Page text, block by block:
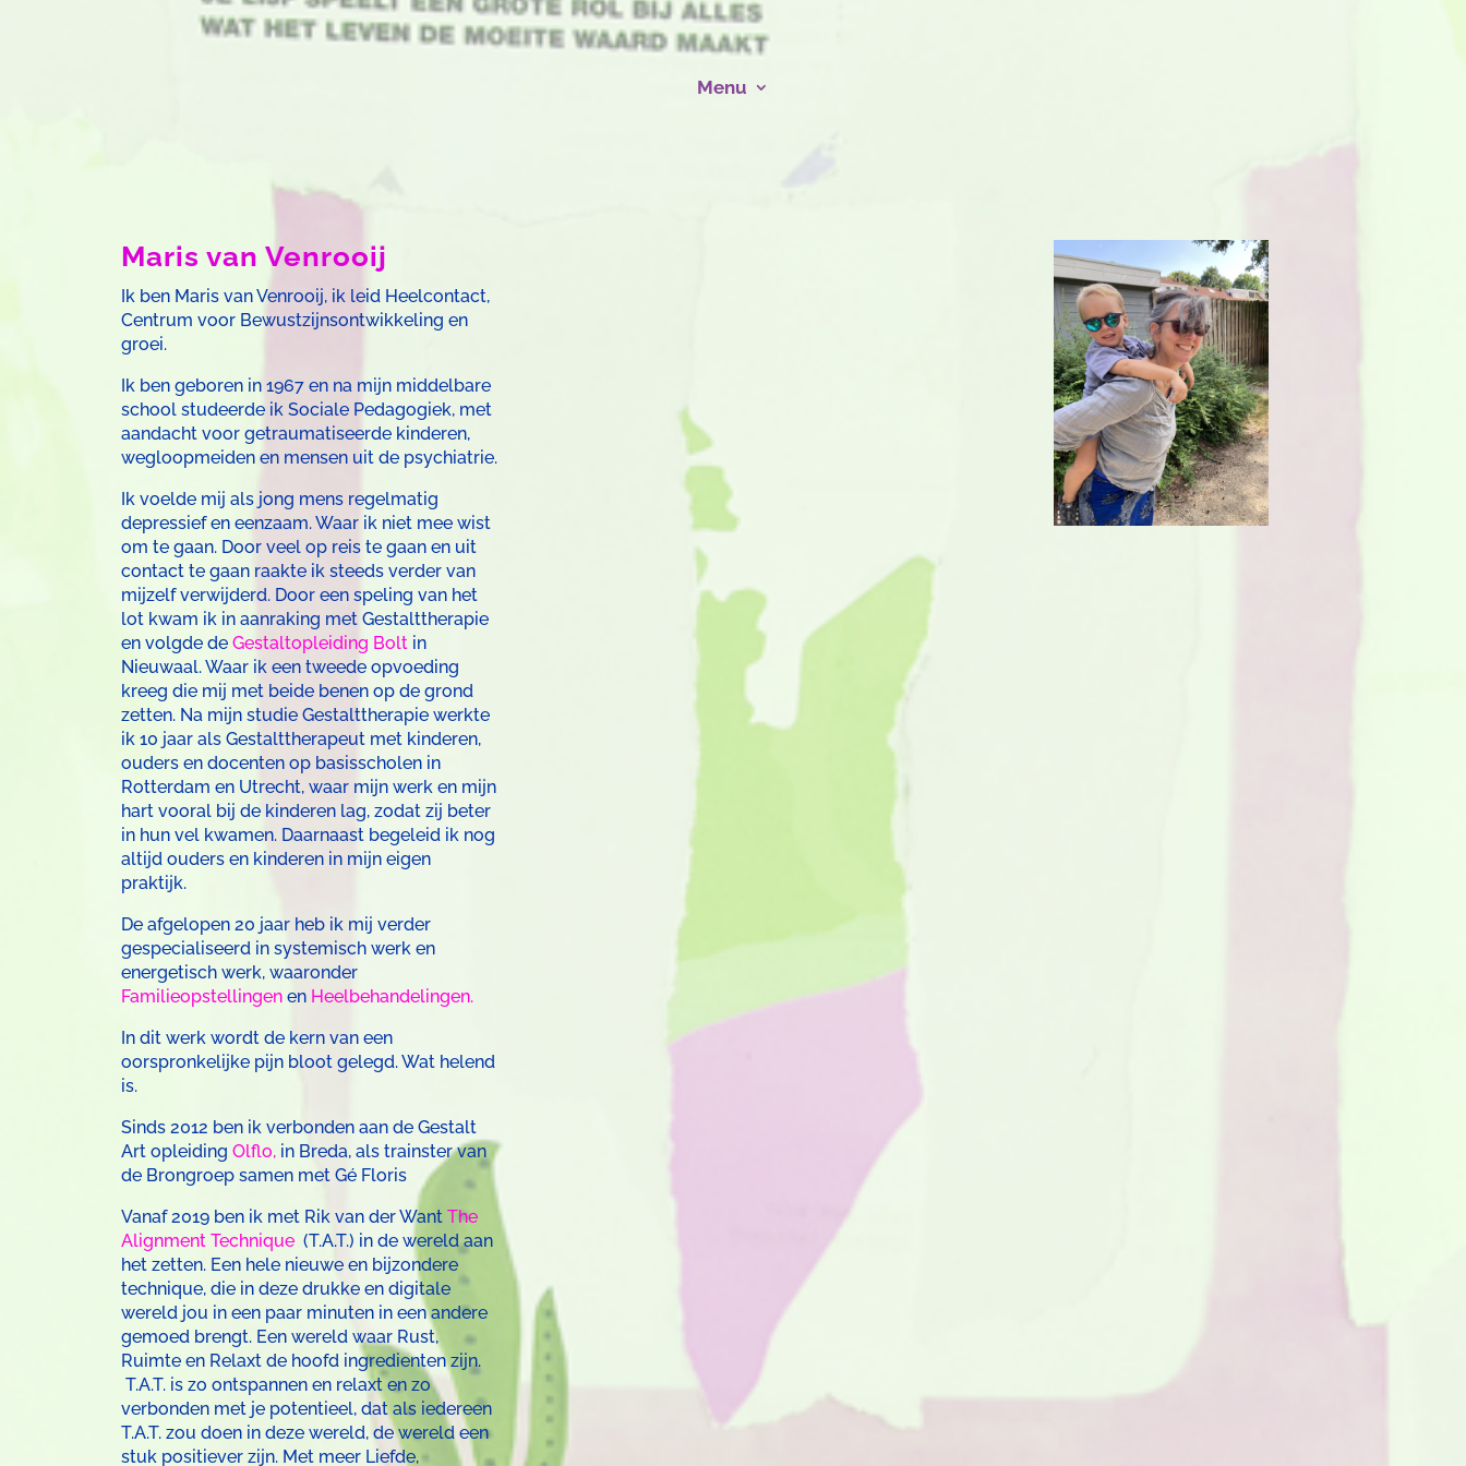
Menu
Maris van Venrooij
Ik ben Maris van Venrooij, ik leid Heelcontact,
Centrum voor Bewustzijnsontwikkeling en
groei.
Ik ben geboren in 1967 en na mijn middelbare
school studeerde ik Sociale Pedagogiek, met
aandacht voor getraumatiseerde kinderen,
wegloopmeiden en mensen uit de psychiatrie.
Ik voelde mij als jong mens regelmatig
depressief en eenzaam. Waar ik niet mee wist
om te gaan. Door veel op reis te gaan en uit
contact te gaan raakte ik steeds verder van
mijzelf verwijderd. Door een speling van het
lot kwam ik in aanraking met Gestalttherapie
en volgde de Gestaltopleiding Boltin
Nieuwaal. Waar ik een tweede opvoeding
kreeg die mij met beide benen op de grond
zetten. Na mijn studie Gestalttherapie werkte
ik 10 jaar als Gestalttherapeut met kinderen,
ouders en docenten op basisscholen in
Rotterdam en Utrecht, waar mijn werk en mijn
hart vooral bij de kinderen lag, zodat zij beter
in hun vel kwamen. Daarnaast begeleid ik nog
altijd ouders en kinderen in mijn eigen
praktijk.
De afgelopen 20 jaar heb ik mij verder
gespecialiseerd in systemisch werk en
energetisch werk, waaronder
Familieopstellingenen Heelbehandelingen.
In dit werk wordt de kern van een
oorspronkelijke pijn bloot gelegd. Wat helend
is.
Sinds 2012 ben ik verbonden aan de Gestalt
Art opleiding Olflo,in Breda, als trainster van
de Brongroep samen met Gé Floris
Vanaf 2019 ben ik met Rik van der Want The
Alignment Technique (T.A.T.) in de wereld aan
het zetten. Een hele nieuwe en bijzondere
technique, die in deze drukke en digitale
wereld jou in een paar minuten in een andere
gemoed brengt. Een wereld waar Rust,
Ruimte en Relaxt de hoofd ingredienten zijn.
T.A.T. is zo ontspannen en relaxt en zo
verbonden met je potentieel, dat als iedereen
T.A.T. zou doen in deze wereld, de wereld een
stuk positiever zijn. Met meer Liefde,